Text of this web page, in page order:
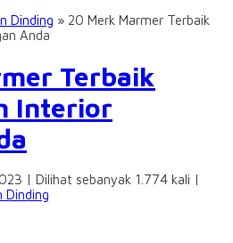
Dinding » 20 Merk Marmer Terbaik
Anda
Terbaik
Interior
| Dilihat sebanyak 1.774 kali |
Dinding